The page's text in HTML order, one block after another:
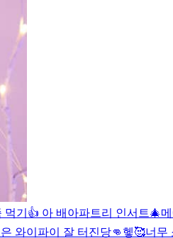
먹기👍 아 배아파트리 인서트🎄
와이파이 잘 터진당👊헿🥰너무